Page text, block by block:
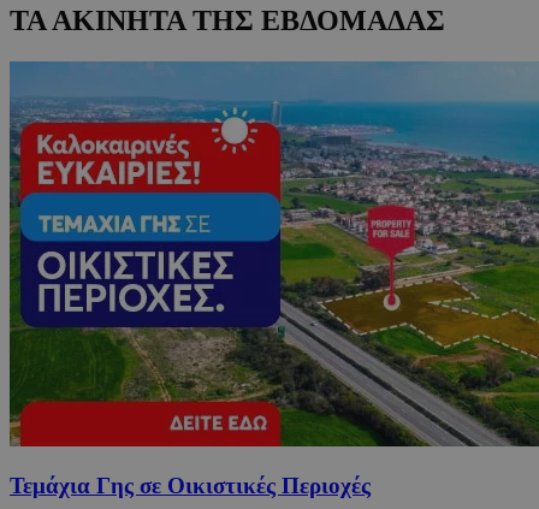
ΤΑ ΑΚΙΝΗΤΑ ΤΗΣ ΕΒΔΟΜΑΔΑΣ
Τεμάχια Γης σε Οικιστικές Περιοχές